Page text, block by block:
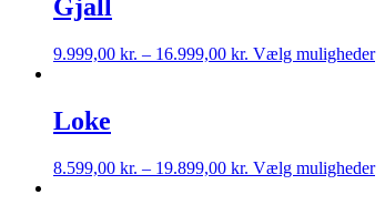
Gjall
9.999,00 kr. – 16.999,00 kr. Vælg muligheder
Loke
8.599,00 kr. – 19.899,00 kr. Vælg muligheder